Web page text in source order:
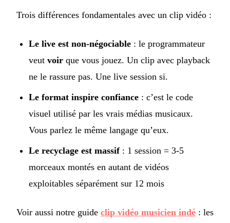
Trois différences fondamentales avec un clip vidéo :
Le live est non-négociable : le programmateur
veut voir que vous jouez. Un clip avec playback
ne le rassure pas. Une live session si.
Le format inspire confiance : c’est le code
visuel utilisé par les vrais médias musicaux.
Vous parlez le même langage qu’eux.
Le recyclage est massif: 1 session = 3-5
morceaux montés en autant de vidéos
exploitables séparément sur 12 mois
Voir aussi notre guide clip vidéo musicien indé : les